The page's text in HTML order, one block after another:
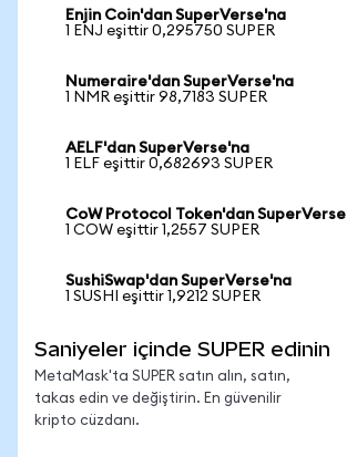
Enjin Coin'dan SuperVerse'na
1 ENJ eşittir 0,295750 SUPER
Numeraire'dan SuperVerse'na
1 NMR eşittir 98,7183 SUPER
AELF'dan SuperVerse'na
1 ELF eşittir 0,682693 SUPER
CoW Protocol Token'dan
1 COW eşittir 1,2557 SUPER
SushiSwap'dan SuperVerse'na
1 SUSHI eşittir 1,9212 SUPER
Saniyeler içinde SUPER edinin
MetaMask'ta SUPER satın alın, satın,
takas edin ve değiştirin. En güvenilir
kripto cüzdanı.